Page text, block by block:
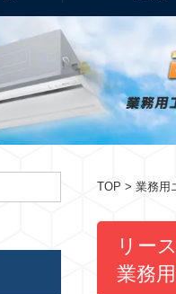
TOP > 業務用
リー
業務